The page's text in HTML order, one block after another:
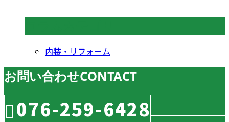
内装・リフォーム
お問い合わせCONTACT
076-259-6428